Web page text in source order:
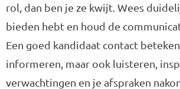
rol, dan ben je ze kwijt. Wees
bieden hebt en houd de
Een goed kandidaat contact
informeren, maar ook luisteren,
verwachtingen en je afspraken